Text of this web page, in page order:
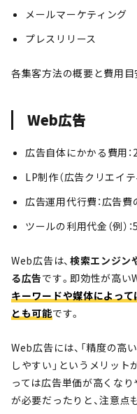
メールマーケティング
プレスリリース
各集客方法の概要と費用目
Web広告
広告自体にかかる費用
LP制作（広告クリエイ
広告運用代行費：広告費
ツールの利用代金（例）
Web広告は、 検索エンジン
る広告です。即効性が高い
キーワードや媒体によっ
とも可能です。
Web広告には、「精度の高
しやすい」というメリット
っては広告単価が高くな
が必要だったりと、注意点